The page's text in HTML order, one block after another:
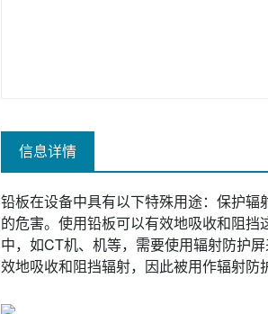
信息详情
铅板在设备中具有以下特殊用途：保护
的危害。使用铅板可以有效地吸收和阻
中，如CT机、机等，需要使用辐射防护
效地吸收和阻挡辐射，因此被用作辐射防